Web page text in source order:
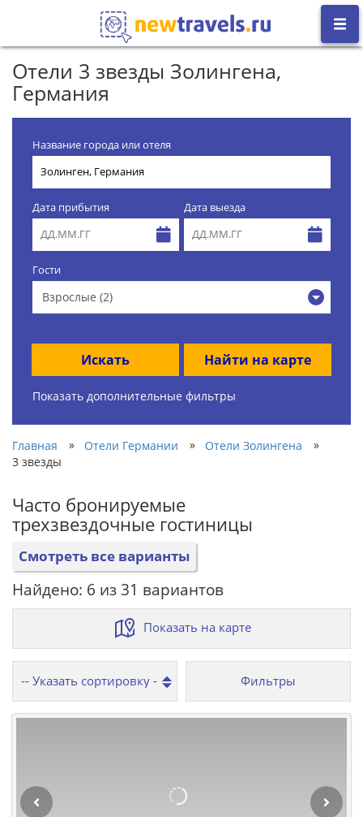
Отели 3 звезды Золингена,
Германия
Название города или отеля
Дата прибытия Дата выезда
Гости
Взрослые (2)
Искать Найти на карте
Показать дополнительные фильтры
Главная » Отели Германии » Отели Золингена
»
3 звезды
Часто бронируемые
трехзвездочные гостиницы
Смотреть все варианты
Найдено: 6 из 31 вариантов
Показать на карте
Фильтры